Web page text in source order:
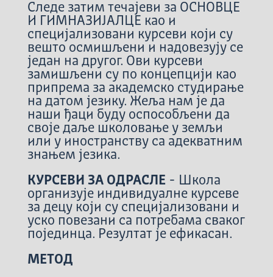
Следе затим течајеви за ОСНОВЦЕ
И ГИМНАЗИЈАЛЦЕ као и
специјализовани курсеви који су
вешто осмишљени и надовезују се
један на другог. Ови курсеви
замишљени су по концепцији као
припрема за академско студирање
на датом језику. Жеља нам је да
наши ђаци буду оспособљени да
своје даље школовање у земљи
или у иностранству са адекватним
знањем језика.
КУРСЕВИ ЗА ОДРАСЛЕ - Школа
организује индивидуалне курсеве
за децу који су специјализовани и
уско повезани са потребама сваког
појединца. Резултат је ефикасан.
МЕТОД